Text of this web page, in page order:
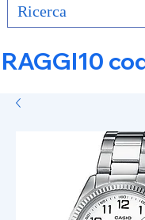
RAGGI10